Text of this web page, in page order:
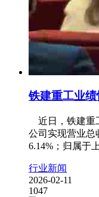
铁建重工业
近日，铁建重
公司实现营业总
6.14%；归属于
行业新闻
2026-02-11
1047